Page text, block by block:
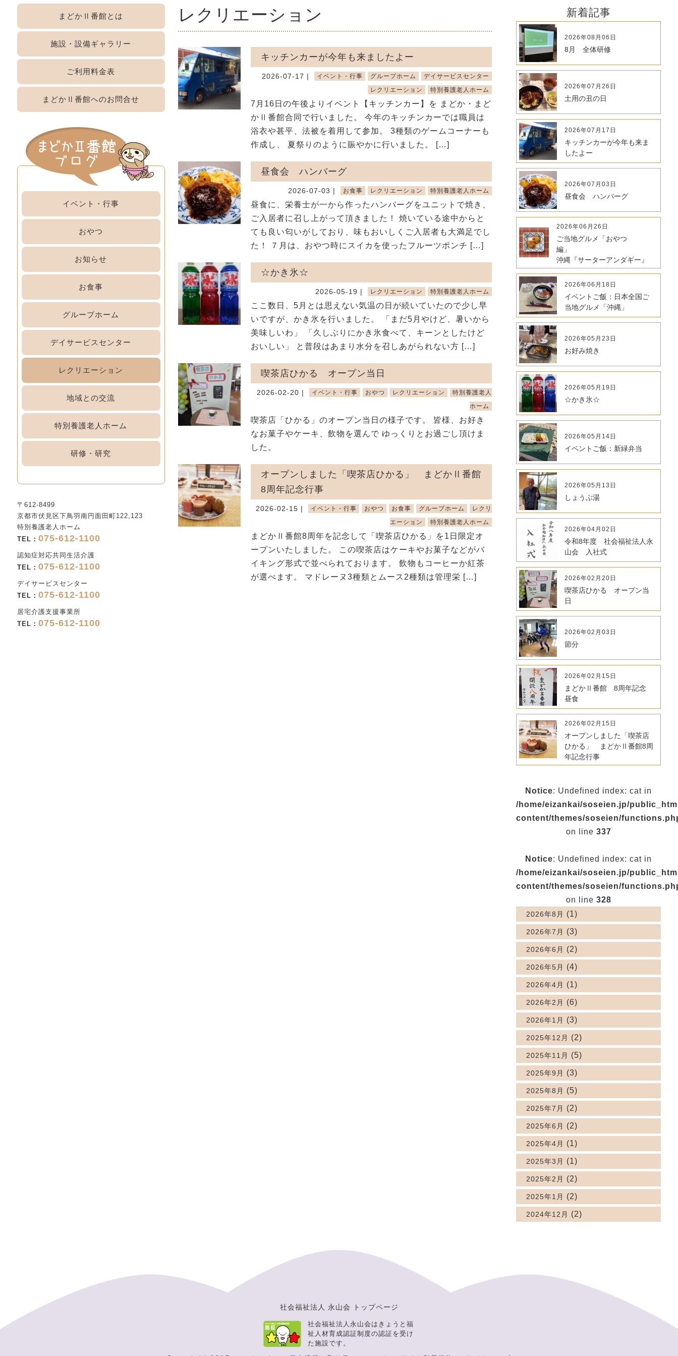
まどか Ⅱ番館とは
施設・設備ギャラリー
ご利用料金表
まどか Ⅱ番館へのお問合せ
イベント・行事
おやつ
お知らせ
お食事
グループホーム
デイサービスセンター
レクリエーション
地域との交流
特別養護老人ホーム
研修・研究
〒612-8499
京都市伏見区下鳥羽南円面田町122,123
特別養護老人ホーム
TEL： 075-612-1100
認知症対応共同生活介護
TEL： 075-612-1100
デイサービスセンター
TEL： 075-612-1100
居宅介護支援事業所
TEL： 075-612-1100
レクリエーション
キッチンカーが今年も来ましたよー
2026-07-17 | イベント・行事 グループホーム
デイサービスセンター
レクリエーション
特別養護老人ホーム
7月16日の午後よりイベント【キッチンカー】を まどか・まど
かⅡ番館合同で行いました。 今年のキッチンカーでは職員は
浴衣や甚平、法被を着用して参加。 3種類のゲームコーナーも
作成し、 夏祭りのように賑やかに行いました。 […]
昼食会 ハンバーグ
2026-07-03 | お食事 レクリエーション 特別養護老人ホーム
昼食に、栄養士が一から作ったハンバーグをユニットで焼き、
ご入居者に召し上がって頂きました！ 焼いている途中からと
ても良い匂いがしており、味もおいしくご入居者も大満足でし
た！ ７月は、おやつ時にスイカを使ったフルーツポンチ […]
☆かき氷☆
2026-05-19 | レクリエーション 特別養護老人ホーム
ここ数日、5月とは思えない気温の日が続いていたので少し早
いですが、かき氷を行いました。 「まだ5月やけど、暑いから
美味しいわ」 「久しぶりにかき氷食べて、キーンとしたけど
おいしい」 と普段はあまり水分を召しあがられない方 […]
喫茶店ひかる オープン当日
2026-02-20 | イベント・行事 おやつ レクリエーション
特別養護老人
ホーム
喫茶店「ひかる」のオープン当日の様子です。 皆様、お好き
なお菓子やケーキ、飲物を選んで ゆっくりとお過ごし頂けま
した。
オープンしました「喫茶店ひかる」 まどかⅡ番館
8周年記念行事
2026-02-15 | イベント・行事 おやつ お食事 グループホーム
レクリ
エーション
特別養護老人ホーム
まどかⅡ番館8周年を記念して「喫茶店ひかる」を1日限定オ
ープンいたしました。 この喫茶店はケーキやお菓子などがバ
イキング形式で並べられております。 飲物もコーヒーか紅茶
が選べます。 マドレーヌ3種類とムース2種類は管理栄 […]
新着記事
2026年08月06日
8月 全体研修
2026年07月26日
土用の丑の日
2026年07月17日
キッチンカーが今年も来ま
したよー
2026年07月03日
昼食会 ハンバーグ
2026年06月26日
ご当地グルメ「おやつ
編」
沖縄『サーターアンダギー』
2026年06月18日
イベントご飯：日本全国ご
当地グルメ「沖縄」
2026年05月23日
お好み焼き
2026年05月19日
☆かき氷☆
2026年05月14日
イベントご飯：新緑弁当
2026年05月13日
しょうぶ湯
2026年04月02日
令和8年度 社会福祉法人永
山会 入社式
2026年02月20日
喫茶店ひかる オープン当
日
2026年02月03日
節分
2026年02月15日
まどかⅡ番館 8周年記念
昼食
2026年02月15日
オープンしました「喫茶店
ひかる」 まどかⅡ番館8周
年記念行事
Notice: Undefined index: cat in
/home/eizankai/soseien.jp/
content/themes/soseien/
on line 337
Notice: Undefined index: cat in
/home/eizankai/soseien.jp/
content/themes/soseien/
on line 328
2026年8月 (1)
2026年7月 (3)
2026年6月 (2)
2026年5月 (4)
2026年4月 (1)
2026年2月 (6)
2026年1月 (3)
2025年12月 (2)
2025年11月 (5)
2025年9月 (3)
2025年8月 (5)
2025年7月 (2)
2025年6月 (2)
2025年4月 (1)
2025年3月 (1)
2025年2月 (2)
2025年1月 (2)
2024年12月 (2)
社会福祉法人 永山会 トップページ
社会福祉法人永山会はきょうと福
祉人材育成認証制度の認証を受け
た施設です。